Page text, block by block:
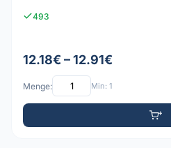
493
12.18€ – 12.91€
Menge: Min: 1